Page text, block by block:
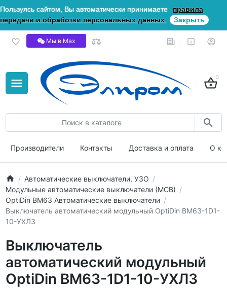
Пользуясь сайтом, Вы автоматически принимаете
правила
передачи и обработки персональных данных
Закрыть
Мы в Мах
0
Производители Контакты Доставка и оплата О
Автоматические выключатели, УЗО
Модульные автоматические выключатели (МСВ)
OptiDin ВМ63 Автоматические выключатели
Выключатель автоматический модульный OptiDin BM63-1D1-
10-УХЛ3
Выключатель
автоматический модульный
OptiDin BM63-1D1-10-УХЛ3